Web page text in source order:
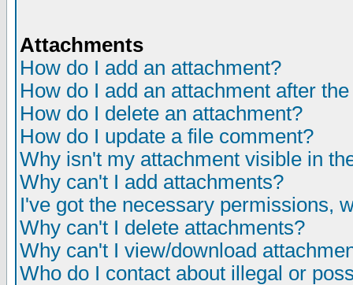
Attachments
How do I add an attachment?
How do I add an attachment after
How do I delete an attachment?
How do I update a file comment?
Why isn't my attachment visible in
Why can't I add attachments?
I've got the necessary permissions,
Why can't I delete attachments?
Why can't I view/download
Who do I contact about illegal or